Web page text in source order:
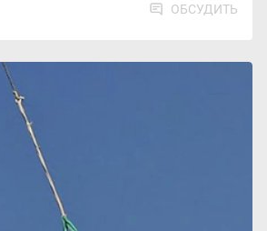
ОБСУДИТЬ